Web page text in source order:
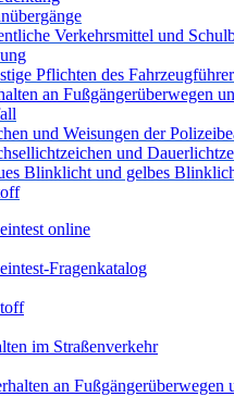
Verkehrsmittel und
Pflichten des
an Fußgängerüberwegen
und Weisungen der
und
Blinklicht und gelbes
online
Fragenkatalog
im Straßenverkehr
an Fußgängerüberwegen